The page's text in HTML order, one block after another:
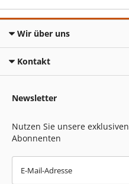
Wir über uns
Kontakt
Newsletter
Nutzen Sie unsere
Abonnenten
E-Mail-Adresse